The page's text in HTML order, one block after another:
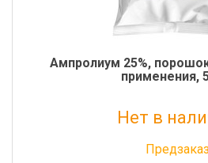
Ампролиум 25%,
применения,
Нет в
Предзаказ